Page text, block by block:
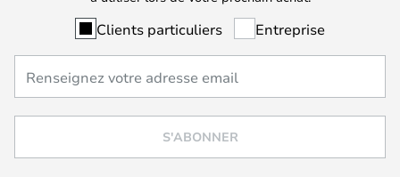
Clients particuliers Entreprise
S'ABONNER